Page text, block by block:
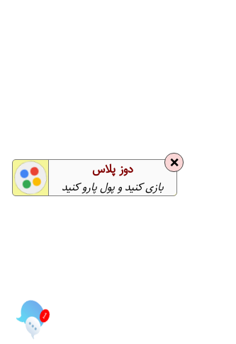
1
❌ دوز پلاس
بازی کنید و پول پارو کنید